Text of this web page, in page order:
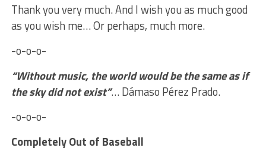
Thank you very much. And I wish you as much good
as you wish me… Or perhaps, much more.
-o-o-o-
“Without music, the world would be the same as if
the sky did not exist”… Dámaso Pérez Prado.
-o-o-o-
Completely Out of Baseball